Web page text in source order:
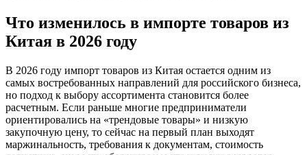
Что изменилось в импорте товаров из
Китая в 2026 году
В 2026 году импорт товаров из Китая остается одним из
самых востребованных направлений для российского бизнеса,
но подход к выбору ассортимента становится более
расчетным. Если раньше многие предприниматели
ориентировались на «трендовые товары» и низкую
закупочную цену, то сейчас на первый план выходят
маржинальность, требования к документам, стоимость